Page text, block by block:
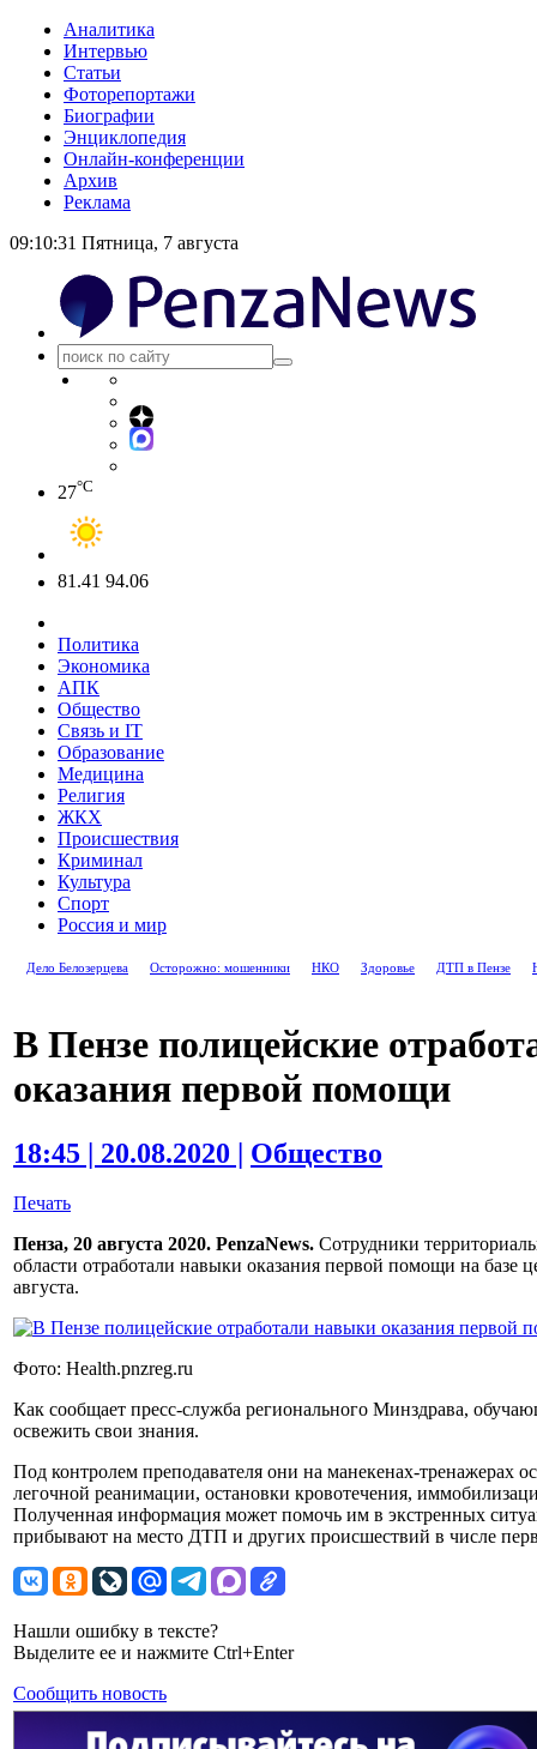
Аналитика
Интервью
Статьи
Фоторепортажи
Биографии
Энциклопедия
Онлайн-конференции
Архив
Реклама
09:10:31 Пятница, 7 августа
27°C
81.41 94.06
Политика
Экономика
АПК
Общество
Связь и IT
Образование
Медицина
Религия
ЖКХ
Происшествия
Криминал
Культура
Спорт
Россия и мир
Дело Белозерцева Осторожно: мошенники НКО Здоровье ДТП в Пензе
В Пензе полицейские
оказания первой помощи
18:45 | 20.08.2020 | Общество
Печать
Пенза, 20 августа 2020. PenzaNews. Сотрудники
области отработали навыки оказания первой помощи на базе
августа.
Фото: Health.pnzreg.ru
Как сообщает пресс-служба регионального Минздрава,
освежить свои знания.
Под контролем преподавателя они на манекенах-тренажерах
легочной реанимации, остановки кровотечения,
Полученная информация может помочь им в экстренных
прибывают на место ДТП и других происшествий в числе
Нашли ошибку в тексте?
Выделите ее и нажмите Ctrl+Enter
Сообщить новость